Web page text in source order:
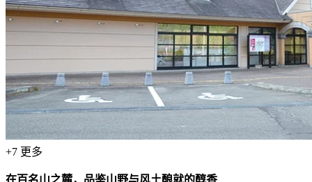
+7 更多
在百名山之麓，品鉴山野与风土酿就的醇香